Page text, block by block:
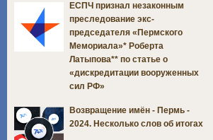
ЕСПЧ признал незаконным
преследование экс-
председателя «Пермского
Мемориала»* Роберта
Латыпова** по статье о
«дискредитации вооруженных
сил РФ»
Возвращение имён - Пермь -
2024. Несколько слов об итогах